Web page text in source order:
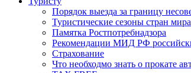
Порядок выезда за границу
Туристические сезоны стран мира
Памятка Ростпотребнадзора
Рекомендации МИД РФ
Страхование
Что необходмо знать о прокате